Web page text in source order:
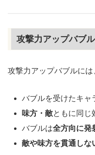
攻撃力アップバブ
攻撃力アップバブルには
バブルを受けたキャ
味方・敵ともに同じ
バブルは全方向に発
敵や味方を貫通しな